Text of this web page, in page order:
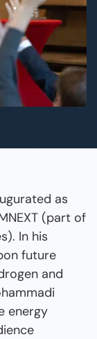
as
(part of
In his
future
and
energy